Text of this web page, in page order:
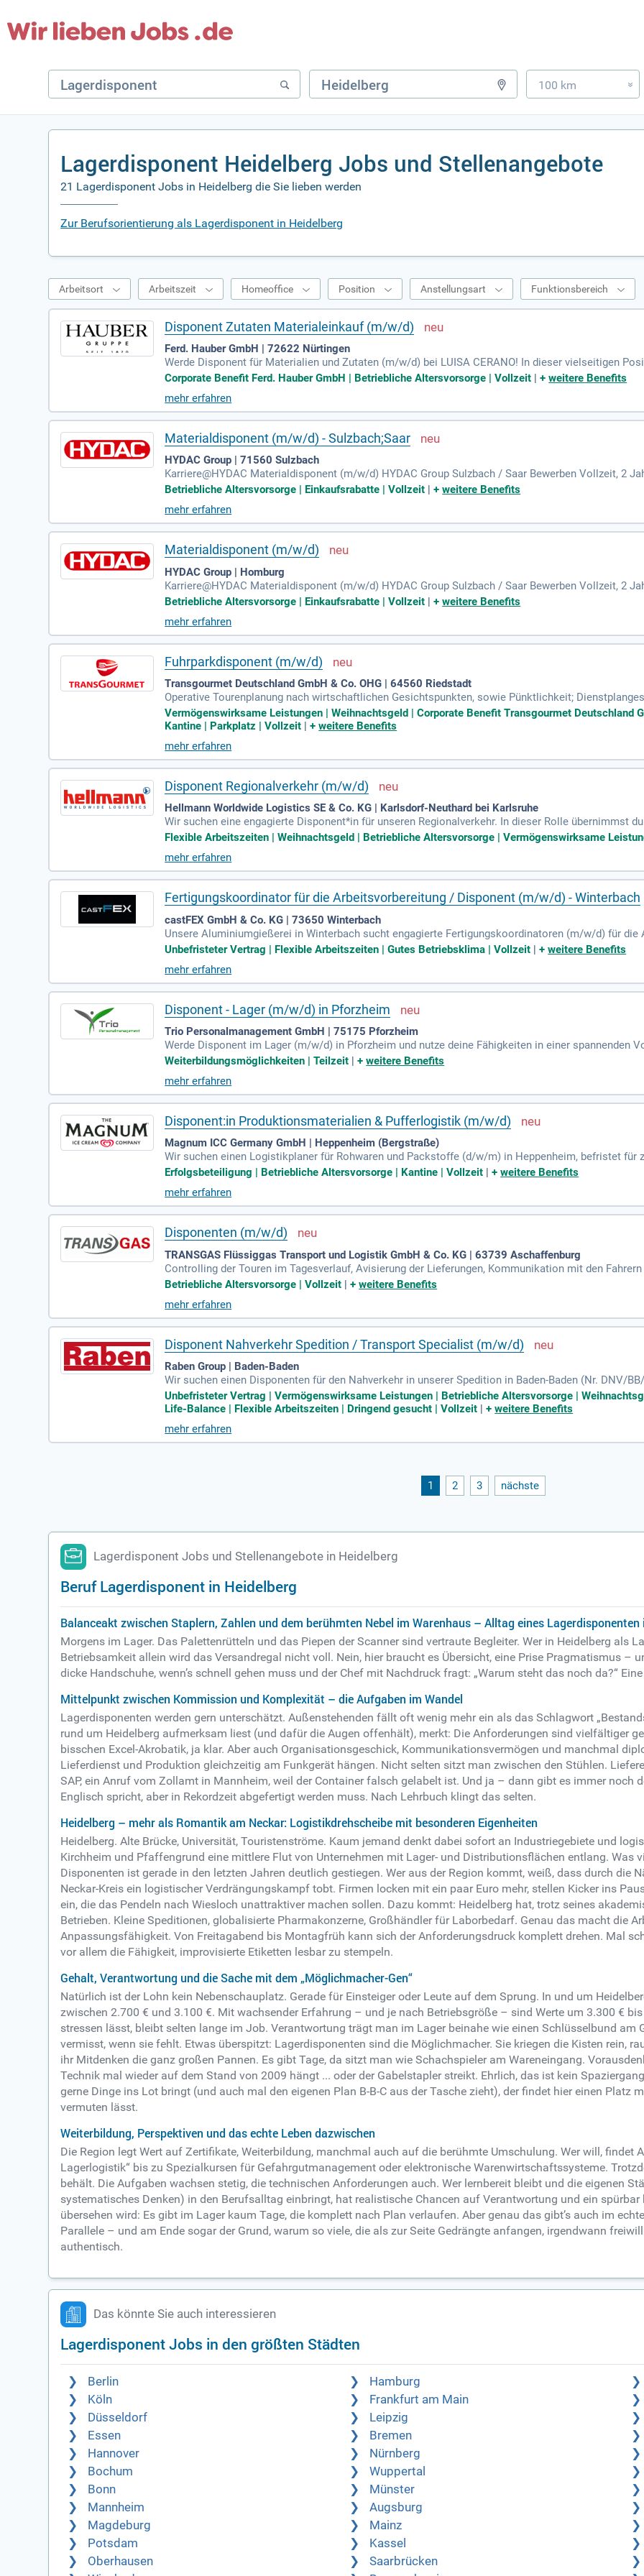
100 km »
Lagerdisponent Heidelberg Jobs und Stellenangebote
21 Lagerdisponent Jobs in Heidelberg die Sie lieben werden
Zur Berufsorientierung als Lagerdisponent in Heidelberg
Arbeitsort Arbeitszeit Homeoffice Position Anstellungsart Funktionsbereich
Disponent Zutaten Materialeinkauf (m/w/d)
Ferd. Hauber GmbH | 72622 Nürtingen
Werde Disponent für Materialien und Zutaten (m/w/d) bei LUISA CERANO! In dieser vielseitigen
Muster- und Serienmaterialien. Du kommunizierst direkt mit unseren Zutatenlieferanten, pflegst
em und führst Preisverhandlungen. Zudem bist du für die Rechnungsprüfung zuständig und
eine abgeschlossene kaufmännische Ausbildung sowie Erfahrung in der Textilbranche mit.
e Kantine und attraktive Mitarbeiterrabatte im Rahmen unseres Corporate Benefits-Programms.
Corporate Benefit Ferd. Hauber GmbH | Betriebliche Altersvorsorge | Vollzeit |+weitere Benefits
mehr erfahren
Materialdisponent (m/w/d) - Sulzbach;Saar
HYDAC Group | 71560 Sulzbach
Karriere@HYDAC Materialdisponent (m/w/d) HYDAC Group Sulzbach / Saar Bewerben Vollzeit, 2
rausforderungen warten auf Sie Verbrauchsgesteuerte Teile und Materialien termin- und
Betriebliche Altersvorsorge | Einkaufsrabatte | Vollzeit |+weitere Benefits
mehr erfahren
Materialdisponent (m/w/d)
HYDAC Group | Homburg
Karriere@HYDAC Materialdisponent (m/w/d) HYDAC Group Sulzbach / Saar Bewerben Vollzeit, 2
rausforderungen warten auf Sie Verbrauchsgesteuerte Teile und Materialien termin- und
Betriebliche Altersvorsorge | Einkaufsrabatte | Vollzeit |+weitere Benefits
mehr erfahren
Fuhrparkdisponent (m/w/d)
Transgourmet Deutschland GmbH & Co. OHG | 64560 Riedstadt
Operative Tourenplanung nach wirtschaftlichen Gesichtspunkten, sowie Pünktlichkeit;
son für Mitarbeitende und Führungskräfte, sowie Schnittstelle zwischen Vertrieb, Disposition und
Vermögenswirksame Leistungen | Weihnachtsgeld | Corporate Benefit Transgourmet Deutschland
Kantine | Parkplatz | Vollzeit |+weitere Benefits
mehr erfahren
Disponent Regionalverkehr (m/w/d)
Hellmann Worldwide Logistics SE & Co. KG | Karlsdorf-Neuthard bei Karlsruhe
Wir suchen eine engagierte Disponent*in für unseren Regionalverkehr. In dieser Rolle übernimmst
hverkehrsgebiete. Du arbeitest eng mit Fahrer*innen und Lagerpersonal, um einen reibungslosen
enfalls in deinen Aufgabenbereich. Idealerweise bringst du eine Ausbildung in der Spedition oder
er Disposition mit.
Flexible Arbeitszeiten | Weihnachtsgeld | Betriebliche Altersvorsorge | Vermögenswirksame
mehr erfahren
Fertigungskoordinator für die Arbeitsvorbereitung / Disponent (m/w/d) - Winterbach
castFEX GmbH & Co. KG | 73650 Winterbach
Unsere Aluminiumgießerei in Winterbach sucht engagierte Fertigungskoordinatoren (m/w/d) für
e für die effiziente Planung und Steuerung von Fertigungsaufträgen verantwortlich. Sie koordinieren
Materialkapazitäten optimal genutzt werden. Zu Ihren Aufgaben gehört auch die Pflege und
chnisches Verständnis und gute Deutschkenntnisse sind unerlässlich. Bewerben Sie sich jetzt und
onsablauf in unserem Unternehmen bei!
Unbefristeter Vertrag | Flexible Arbeitszeiten | Gutes Betriebsklima | Vollzeit |+weitere Benefits
mehr erfahren
Disponent - Lager (m/w/d) in Pforzheim
Trio Personalmanagement GmbH | 75175 Pforzheim
Werde Disponent im Lager (m/w/d) in Pforzheim und nutze deine Fähigkeiten in einer spannenden
fassen die Annahme von Warenein- und -ausgängen sowie die Material-Buchung im SAP-System.
en wirst du Logistikreklamationen erstellen und den Lagerbestand überwachen. Du bringst eine
ogistikdienstleistung mit und hast Erfahrung in Lager und Versand. Idealerweise bist du versiert in
n Organisationstalent. Profitiere von einem attraktiven Vergütungspaket und langfristigen
Weiterbildungsmöglichkeiten | Teilzeit |+weitere Benefits
mehr erfahren
Disponent:in Produktionsmaterialien & Pufferlogistik (m/w/d)
Magnum ICC Germany GmbH | Heppenheim (Bergstraße)
Wir suchen einen Logistikplaner für Rohwaren und Packstoffe (d/w/m) in Heppenheim, befristet
d Sie verantwortlich für die termingerechte Bereitstellung von Materialien im Werkspufferlager. Ihre
azitäten. Durch den Einsatz digitaler Lösungen und KI optimieren wir Entscheidungen und steigern
Sie sich jetzt, um Teil eines innovativen Teams zu werden, das kontinuierlich dazu lernt!
Erfolgsbeteiligung | Betriebliche Altersvorsorge | Kantine | Vollzeit |+weitere Benefits
mehr erfahren
Disponenten (m/w/d)
TRANSGAS Flüssiggas Transport und Logistik GmbH & Co. KG | 63739 Aschaffenburg
Controlling der Touren im Tagesverlauf, Avisierung der Lieferungen, Kommunikation mit den
d Steuerung des Warenflusses auf Zufuhrseite (Lagerbestandsverwaltung); Einhaltung der
Betriebliche Altersvorsorge | Vollzeit |+weitere Benefits
mehr erfahren
Disponent Nahverkehr Spedition / Transport Specialist (m/w/d)
Raben Group | Baden-Baden
Wir suchen einen Disponenten für den Nahverkehr in unserer Spedition in Baden-Baden (Nr. DNV/
ystemgestützte Steuerung der Nahverkehrsplanung, inklusive Terminüberwachung und
e der Dispositionssysteme und die Analyse von Abweichungen. Darüber hinaus kommunizieren Sie
tunternehmer sowie Fahrer. Eine abgeschlossene Ausbildung im Bereich Spedition oder Logistik ist
in der Disposition. Wenn Sie IT-affin sind und Prozesse optimieren möchten, freuen wir uns auf Ihre
Unbefristeter Vertrag | Vermögenswirksame Leistungen | Betriebliche Altersvorsorge |
Life-Balance | Flexible Arbeitszeiten | Dringend gesucht | Vollzeit |+weitere Benefits
mehr erfahren
1 2 3 nächste
Lagerdisponent Jobs und Stellenangebote in Heidelberg
Beruf Lagerdisponent in Heidelberg
Balanceakt zwischen Staplern, Zahlen und dem berühmten Nebel im Warenhaus – Alltag eines Lagerdisponenten
Morgens im Lager. Das Palettenrütteln und das Piepen der Scanner sind vertraute Begleiter. Wer in Heidelberg als
Betriebsamkeit allein wird das Versandregal nicht voll. Nein, hier braucht es Übersicht, eine Prise Pragmatismus –
dicke Handschuhe, wenn’s schnell gehen muss und der Chef mit Nachdruck fragt: „Warum steht das noch da?“
Mittelpunkt zwischen Kommission und Komplexität – die Aufgaben im Wandel
Lagerdisponenten werden gern unterschätzt. Außenstehenden fällt oft wenig mehr ein als das Schlagwort
rund um Heidelberg aufmerksam liest (und dafür die Augen offenhält), merkt: Die Anforderungen sind vielfältiger
bisschen Excel-Akrobatik, ja klar. Aber auch Organisationsgeschick, Kommunikationsvermögen und manchmal
Lieferdienst und Produktion gleichzeitig am Funkgerät hängen. Nicht selten sitzt man zwischen den Stühlen.
SAP, ein Anruf vom Zollamt in Mannheim, weil der Container falsch gelabelt ist. Und ja – dann gibt es immer noch
Englisch spricht, aber in Rekordzeit abgefertigt werden muss. Nach Lehrbuch klingt das selten.
Heidelberg – mehr als Romantik am Neckar: Logistikdrehscheibe mit besonderen Eigenheiten
Heidelberg. Alte Brücke, Universität, Touristenströme. Kaum jemand denkt dabei sofort an Industriegebiete und
Kirchheim und Pfaffengrund eine mittlere Flut von Unternehmen mit Lager- und Distributionsflächen entlang. Was
Disponenten ist gerade in den letzten Jahren deutlich gestiegen. Wer aus der Region kommt, weiß, dass durch die
Neckar-Kreis ein logistischer Verdrängungskampf tobt. Firmen locken mit ein paar Euro mehr, stellen Kicker ins
ein, die das Pendeln nach Wiesloch unattraktiver machen sollen. Dazu kommt: Heidelberg hat, trotz seines
Betrieben. Kleine Speditionen, globalisierte Pharmakonzerne, Großhändler für Laborbedarf. Genau das macht die
Anpassungsfähigkeit. Von Freitagabend bis Montagfrüh kann sich der Anforderungsdruck komplett drehen. Mal
vor allem die Fähigkeit, improvisierte Etiketten lesbar zu stempeln.
Gehalt, Verantwortung und die Sache mit dem „Möglichmacher-Gen“
Natürlich ist der Lohn kein Nebenschauplatz. Gerade für Einsteiger oder Leute auf dem Sprung. In und um
zwischen 2.700 € und 3.100 €. Mit wachsender Erfahrung – und je nach Betriebsgröße – sind Werte um 3.300 €
stressen lässt, bleibt selten lange im Job. Verantwortung trägt man im Lager beinahe wie einen Schlüsselbund
vermisst, wenn sie fehlt. Etwas überspitzt: Lagerdisponenten sind die Möglichmacher. Sie kriegen die Kisten rein,
ihr Mitdenken die ganz großen Pannen. Es gibt Tage, da sitzt man wie Schachspieler am Wareneingang.
Technik mal wieder auf dem Stand von 2009 hängt ... oder der Gabelstapler streikt. Ehrlich, das ist kein
gerne Dinge ins Lot bringt (und auch mal den eigenen Plan B-B-C aus der Tasche zieht), der findet hier einen Platz
vermuten lässt.
Weiterbildung, Perspektiven und das echte Leben dazwischen
Die Region legt Wert auf Zertifikate, Weiterbildung, manchmal auch auf die berühmte Umschulung. Wer will, findet
Lagerlogistik“ bis zu Spezialkursen für Gefahrgutmanagement oder elektronische Warenwirtschaftssysteme.
behält. Die Aufgaben wachsen stetig, die technischen Anforderungen auch. Wer lernbereit bleibt und die eigenen
systematisches Denken) in den Berufsalltag einbringt, hat realistische Chancen auf Verantwortung und ein
übersehen wird: Es gibt im Lager kaum Tage, die komplett nach Plan verlaufen. Aber genau das gibt’s auch im
Parallele – und am Ende sogar der Grund, warum so viele, die als zur Seite Gedrängte anfangen, irgendwann
authentisch.
Das könnte Sie auch interessieren
Lagerdisponent Jobs in den größten Städten
Berlin Hamburg
Köln
Frankfurt am Main
Düsseldorf
Leipzig
Essen
Bremen
Hannover
Nürnberg
Bochum
Wuppertal
Bonn
Münster
Mannheim
Augsburg
Magdeburg
Mainz
Potsdam
Kassel
Oberhausen
Saarbrücken